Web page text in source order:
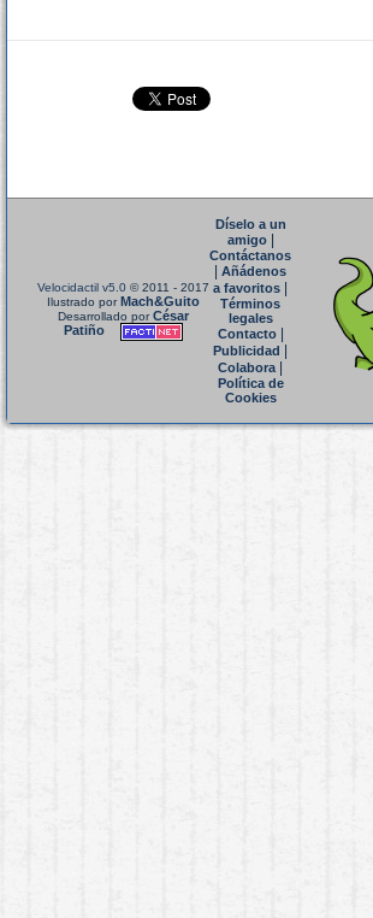
Velocidactil v5.0 © 2011 - 2017
Ilustrado porMach&Guito
Desarrollado porCésar
Patiño
Díselo a un
amigo|
Contáctanos
Añádenos
a favoritos
Términos
legales
Contacto|
Publicidad
Colabora|
Política de
Cookies